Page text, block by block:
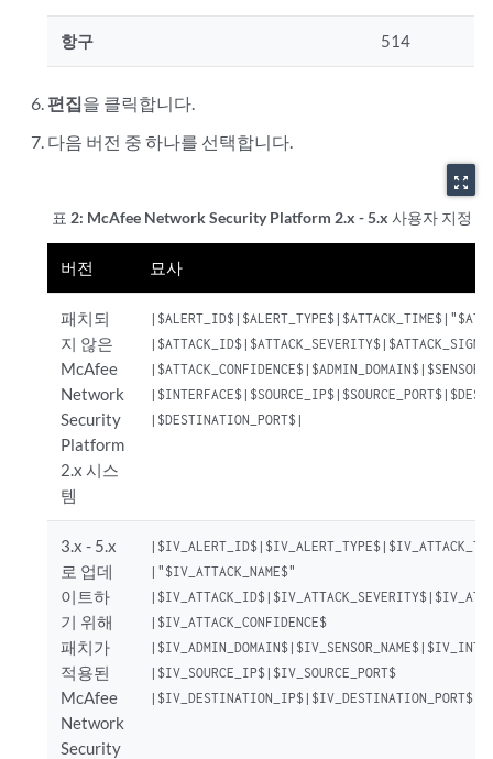
항구 514
편집을 클릭합니다.
다음 버전 중 하나를 선택합니다.
zoom_out_map
표 2: McAfee Network Security Platform 2.x - 5.x 사용자 지정
버전 묘사
패치되
지 않은
McAfee
Network
Security
Platform
2.x 시스
템
|$DESTINATION_PORT$|
3.x - 5.x
로 업데
이트하
기 위해
패치가
적용된
McAfee
Network
Security
|"$IV_ATTACK_NAME$"
|$IV_ATTACK_CONFIDENCE$
|$IV_SOURCE_IP$|$IV_SOURCE_PORT$
|$IV_DESTINATION_IP$|$IV_DESTINATION_PORT$|